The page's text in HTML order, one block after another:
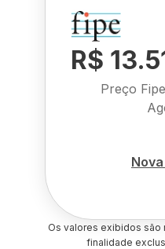
R$
Preço
Os valores exibidos são
finalidade